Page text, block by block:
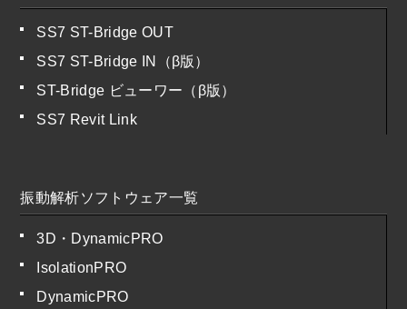
SS7 ST-Bridge OUT
SS7 ST-Bridge IN（β版）
ST-Bridge ビューワー（β版）
SS7 Revit Link
振動解析ソフトウェア一覧
3D・DynamicPRO
IsolationPRO
DynamicPRO